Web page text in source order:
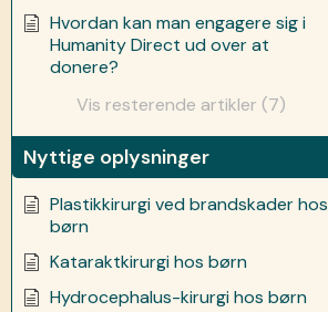
Hvordan kan man engagere sig i
Humanity Direct ud over at
donere?
Vis resterende artikler (7)
Nyttige oplysninger
Plastikkirurgi ved brandskader hos
børn
Kataraktkirurgi hos børn
Hydrocephalus-kirurgi hos børn